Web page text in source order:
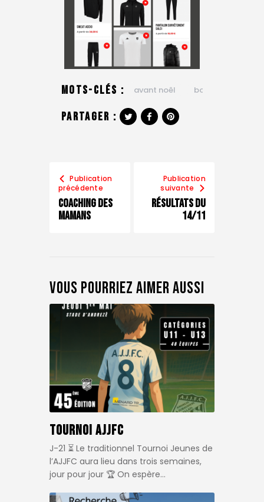
Mots-clés : avant noêl boutiques
Partager :
Publication
précédente
Coaching des
Mamans
Publication
suivante
Résultats du
14/11
Vous pourriez aimer aussi
Tournoi AJJFC
J-21 ⏳ Le traditionnel Tournoi Jeunes de
l’AJJFC aura lieu dans trois semaines,
jour pour jour 🏆 On espère…